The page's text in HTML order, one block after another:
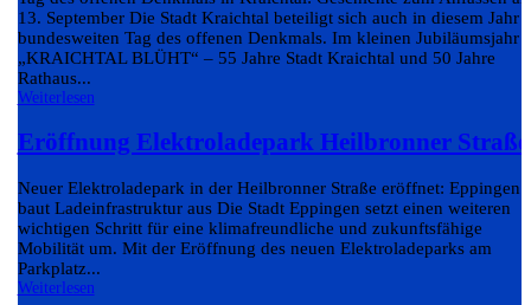
13. September Die Stadt Kraichtal beteiligt sich auch in diesem Jahr
bundesweiten Tag des offenen Denkmals. Im kleinen Jubiläumsjahr
„KRAICHTAL BLÜHT“ – 55 Jahre Stadt Kraichtal und 50 Jahre
Rathaus...
Weiterlesen
Eröffnung Elektroladepark Heilbronner Straße
Neuer Elektroladepark in der Heilbronner Straße eröffnet: Eppingen
baut Ladeinfrastruktur aus Die Stadt Eppingen setzt einen weiteren
wichtigen Schritt für eine klimafreundliche und zukunftsfähige
Mobilität um. Mit der Eröffnung des neuen Elektroladeparks am
Parkplatz...
Weiterlesen